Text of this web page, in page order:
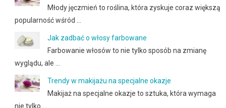
Młody jęczmień to roślina, która zyskuje coraz większą
popularność wśród …
Jak zadbać o włosy farbowane
Farbowanie włosów to nie tylko sposób na zmianę
wyglądu, ale …
Trendy w makijażu na specjalne okazje
Makijaż na specjalne okazje to sztuka, która wymaga
nie tylko …